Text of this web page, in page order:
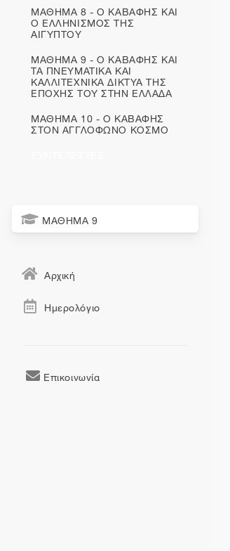
ΜΑΘΗΜΑ 8 - Ο ΚΑΒΑΦΗΣ ΚΑΙ
Ο ΕΛΛΗΝΙΣΜΟΣ ΤΗΣ
ΑΙΓΥΠΤΟΥ
ΜΑΘΗΜΑ 9 - Ο ΚΑΒΑΦΗΣ ΚΑΙ
ΤΑ ΠΝΕΥΜΑΤΙΚΑ ΚΑΙ
ΚΑΛΛΙΤΕΧΝΙΚΑ ΔΙΚΤΥΑ ΤΗΣ
ΕΠΟΧΗΣ ΤΟΥ ΣΤΗΝ ΕΛΛΑΔΑ
ΜΑΘΗΜΑ 10 - Ο ΚΑΒΑΦΗΣ
ΣΤΟΝ ΑΓΓΛΟΦΩΝΟ ΚΟΣΜΟ
ΜΑΘΗΜΑ 9
Αρχική
Ημερολόγιο
Επικοινωνία